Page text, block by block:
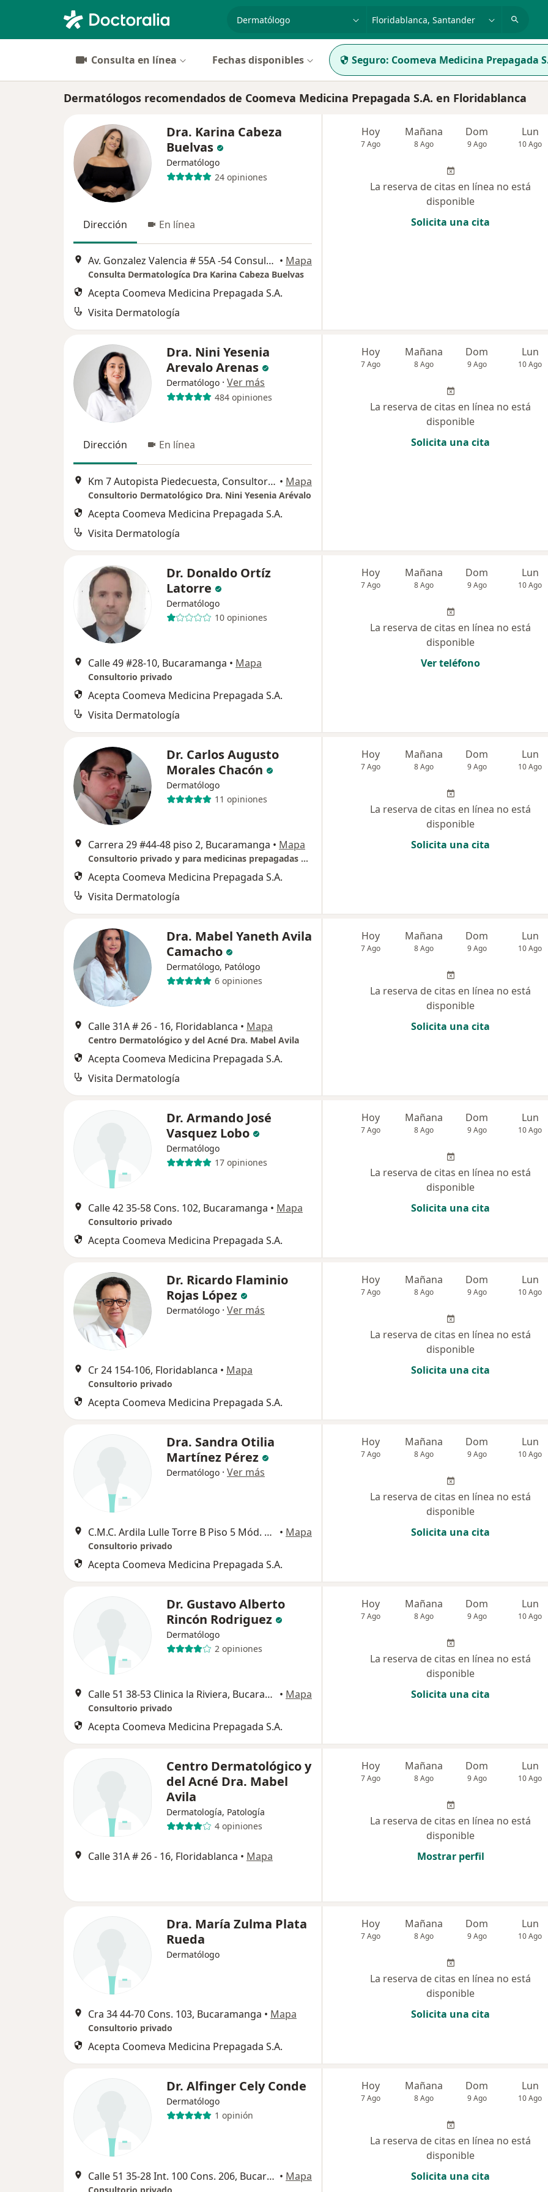
especialidad, enfermedad o nombre
Consulta en línea Fechas disponibles Seguro: Coomeva Medicina Prepagada
Dermatólogos recomendados de Coomeva Medicina Prepagada S.A. en Floridablanca
Dra. Karina Cabeza
Buelvas
Dermatólogo
24 opiniones
Dirección En línea
Av. Gonzalez Valencia # 55A -54 Consultorio 505, Bucaramanga • Mapa
Consulta Dermatologíca Dra Karina Cabeza Buelvas
Acepta Coomeva Medicina Prepagada S.A.
Visita Dermatología
Hoy
7 Ago
Mañana
8 Ago
Dom
9 Ago
Lun
10 Ago
La reserva de citas en línea no está
disponible
Solicita una cita
Dra. Nini Yesenia
Arevalo Arenas
Dermatólogo · Ver más
484 opiniones
Dirección En línea
Km 7 Autopista Piedecuesta, Consultorio 918 Sur, Bucaramanga • Mapa
Consultorio Dermatológico Dra. Nini Yesenia Arévalo
Acepta Coomeva Medicina Prepagada S.A.
Visita Dermatología
Hoy
7 Ago
Mañana
8 Ago
Dom
9 Ago
Lun
10 Ago
La reserva de citas en línea no está
disponible
Solicita una cita
Dr. Donaldo Ortíz
Latorre
Dermatólogo
10 opiniones
Calle 49 #28-10, Bucaramanga • Mapa
Consultorio privado
Acepta Coomeva Medicina Prepagada S.A.
Visita Dermatología
Hoy
7 Ago
Mañana
8 Ago
Dom
9 Ago
Lun
10 Ago
La reserva de citas en línea no está
disponible
Ver teléfono
Dr. Carlos Augusto
Morales Chacón
Dermatólogo
11 opiniones
Carrera 29 #44-48 piso 2, Bucaramanga • Mapa
Consultorio privado y para medicinas prepagadas y pólizas
Acepta Coomeva Medicina Prepagada S.A.
Visita Dermatología
Hoy
7 Ago
Mañana
8 Ago
Dom
9 Ago
Lun
10 Ago
La reserva de citas en línea no está
disponible
Solicita una cita
Dra. Mabel Yaneth Avila
Camacho
Dermatólogo, Patólogo
6 opiniones
Calle 31A # 26 - 16, Floridablanca • Mapa
Centro Dermatológico y del Acné Dra. Mabel Avila
Acepta Coomeva Medicina Prepagada S.A.
Visita Dermatología
Hoy
7 Ago
Mañana
8 Ago
Dom
9 Ago
Lun
10 Ago
La reserva de citas en línea no está
disponible
Solicita una cita
Dr. Armando José
Vasquez Lobo
Dermatólogo
17 opiniones
Calle 42 35-58 Cons. 102, Bucaramanga • Mapa
Consultorio privado
Acepta Coomeva Medicina Prepagada S.A.
Hoy
7 Ago
Mañana
8 Ago
Dom
9 Ago
Lun
10 Ago
La reserva de citas en línea no está
disponible
Solicita una cita
Dr. Ricardo Flaminio
Rojas López
Dermatólogo · Ver más
Cr 24 154-106, Floridablanca • Mapa
Consultorio privado
Acepta Coomeva Medicina Prepagada S.A.
Hoy
7 Ago
Mañana
8 Ago
Dom
9 Ago
Lun
10 Ago
La reserva de citas en línea no está
disponible
Solicita una cita
Dra. Sandra Otilia
Martínez Pérez
Dermatólogo · Ver más
C.M.C. Ardila Lulle Torre B Piso 5 Mód. 41 Cons. 519, Floridablanca • Mapa
Consultorio privado
Acepta Coomeva Medicina Prepagada S.A.
Hoy
7 Ago
Mañana
8 Ago
Dom
9 Ago
Lun
10 Ago
La reserva de citas en línea no está
disponible
Solicita una cita
Dr. Gustavo Alberto
Rincón Rodriguez
Dermatólogo
2 opiniones
Calle 51 38-53 Clinica la Riviera, Bucaramanga • Mapa
Consultorio privado
Acepta Coomeva Medicina Prepagada S.A.
Hoy
7 Ago
Mañana
8 Ago
Dom
9 Ago
Lun
10 Ago
La reserva de citas en línea no está
disponible
Solicita una cita
Centro Dermatológico y
del Acné Dra. Mabel
Avila
Dermatología, Patología
4 opiniones
Calle 31A # 26 - 16, Floridablanca • Mapa
Hoy
7 Ago
Mañana
8 Ago
Dom
9 Ago
Lun
10 Ago
La reserva de citas en línea no está
disponible
Mostrar perfil
Dra. María Zulma Plata
Rueda
Dermatólogo
Cra 34 44-70 Cons. 103, Bucaramanga • Mapa
Consultorio privado
Acepta Coomeva Medicina Prepagada S.A.
Hoy
7 Ago
Mañana
8 Ago
Dom
9 Ago
Lun
10 Ago
La reserva de citas en línea no está
disponible
Solicita una cita
Dr. Alfinger Cely Conde
Dermatólogo
1 opinión
Calle 51 35-28 Int. 100 Cons. 206, Bucaramanga • Mapa
Hoy
7 Ago
Mañana
8 Ago
Dom
9 Ago
Lun
10 Ago
La reserva de citas en línea no está
disponible
Solicita una cita